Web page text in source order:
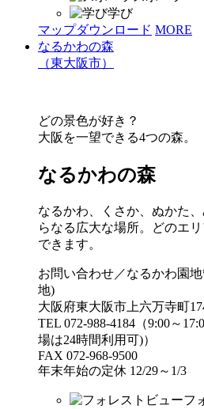
学び
マップダウンロード MORE
なるかわの森
（東大阪市）
どの景色が好き？
大阪を一望できる4つの森。
なるかわの森
なるかわ、くさか、ぬかた
らなる広大な場所。どのエ
できます。
お問い合わせ／なるかわ園
地)
大阪府東大阪市上六万寺町
TEL 072-988-4184（9:00～
場は24時間利用可)）
FAX 072-968-9500
年末年始の定休 12/29～1/3
フ